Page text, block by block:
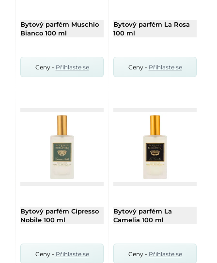
Bytový parfém Muschio
Bianco 100 ml
Ceny - Přihlaste se
Bytový parfém La Rosa
100 ml
Ceny - Přihlaste se
Bytový parfém Cipresso
Nobile 100 ml
Ceny - Přihlaste se
Bytový parfém La
Camelia 100 ml
Ceny - Přihlaste se